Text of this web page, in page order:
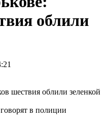
облили
в полиции